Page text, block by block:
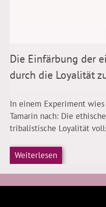
Die Einfärbung der
durch die Loyalität
In einem Experiment wies
Tamarin nach: Die
tribalistische Loyalität
Weiterlesen